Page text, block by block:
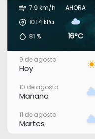
7.9 km/h
101.4kPa
81 %
AHORA
16°C
9 de agosto
Hoy
10 de agosto
Mañana
11 de agosto
Martes